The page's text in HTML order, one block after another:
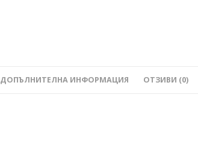
ДОПЪЛНИТЕЛНА ИНФОРМАЦИЯ ОТЗИВИ (0)